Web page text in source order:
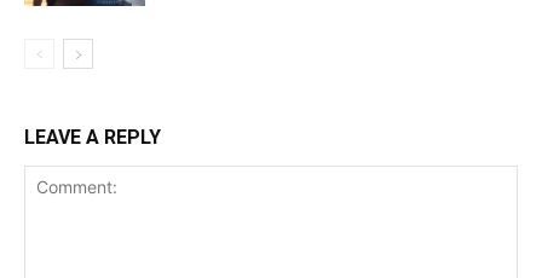
LEAVE A REPLY